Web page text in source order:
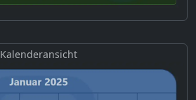
Kalenderansicht